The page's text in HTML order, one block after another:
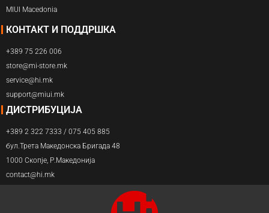
MIUI Macedonia
КОНТАКТ И ПОДДРШКА
+389 75 226 006
store@mi-store.mk
service@hi.mk
support@miui.mk
ДИСТРИБУЦИЈА
+389 2 322 7333 / 075 405 885
бул.Трета Македонска Бригада 48
1000 Скопје, Р.Македонија
contact@hi.mk